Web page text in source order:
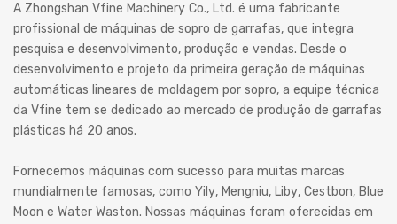
A Zhongshan Vfine Machinery Co., Ltd. é uma fabricante
profissional de máquinas de sopro de garrafas, que integra
pesquisa e desenvolvimento, produção e vendas. Desde o
desenvolvimento e projeto da primeira geração de máquinas
automáticas lineares de moldagem por sopro, a equipe técnica
da Vfine tem se dedicado ao mercado de produção de garrafas
plásticas há 20 anos.
Fornecemos máquinas com sucesso para muitas marcas
mundialmente famosas, como Yily, Mengniu, Liby, Cestbon, Blue
Moon e Water Waston. Nossas máquinas foram oferecidas em